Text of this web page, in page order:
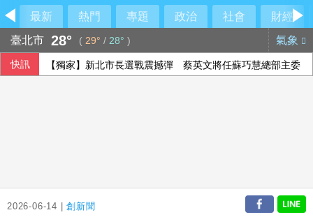
最新 熱門 專題 政治 社會
財經
臺北市 28° ( 29° / 28° ) 氣象
快訊 【獨家】新北市長選戰震撼彈 蔡英文將任蘇巧慧總部主委
2026-06-14 |創新聞